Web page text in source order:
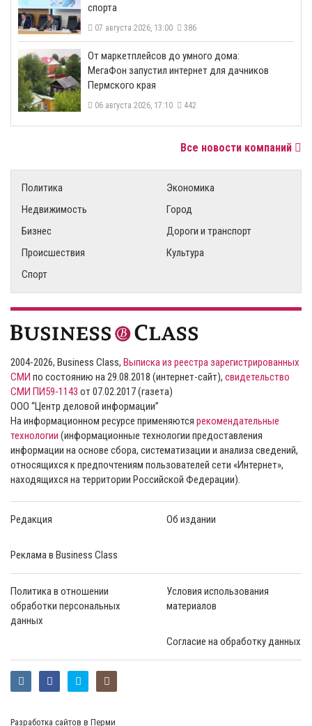
спорта
07 августа 2026, 13:00 386
От маркетплейсов до умного дома:
МегаФон запустил интернет для дачников
Пермского края
06 августа 2026, 17:10 442
Все новости компаний
Политика
Экономика
Недвижимость
Город
Бизнес
Дороги и транспорт
Происшествия
Культура
Спорт
2004-2026, Business Class, Выписка из реестра зарегистрированных
СМИ по состоянию на 29.08.2018 (интернет-сайт), свидетельство
СМИ ПИ59-1143 от 07.02.2017 (газета)
ООО “Центр деловой информации”
На информационном ресурсе применяются рекомендательные
технологии (информационные технологии предоставления
информации на основе сбора, систематизации и анализа сведений,
относящихся к предпочтениям пользователей сети «Интернет»,
находящихся на территории Российской Федерации).
Редакция Об издании
Реклама в Business Class
Политика в отношении
обработки персональных
данных
Условия использования
материалов
Согласие на обработку данных
Разработка сайтов в Перми